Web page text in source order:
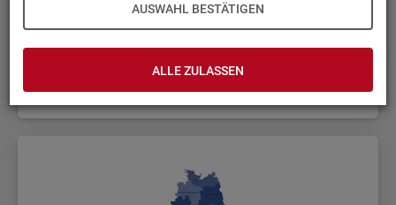
AUSWAHL BESTÄTIGEN
ALLE ZULASSEN
Bund, Län­der und Krei­se
Politische Gebietsstruktur